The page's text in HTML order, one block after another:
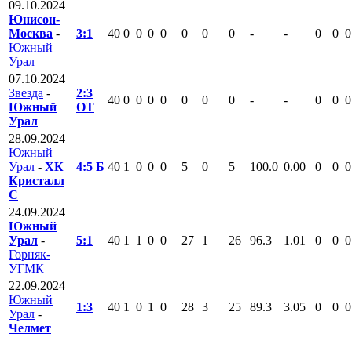
09.10.2024
Юнисон-
Москва -
Южный
Урал
3:1 40 0 0 0 0 0 0 0 - - 0 0 0
07.10.2024
Звезда -
Южный
Урал
2:3
ОТ
40 0 0 0 0 0 0 0 - - 0 0 0
28.09.2024
Южный
Урал - ХК
Кристалл
С
4:5 Б 40 1 0 0 0 5 0 5 100.0 0.00 0 0 0
24.09.2024
Южный
Урал -
Горняк-
УГМК
5:1 40 1 1 0 0 27 1 26 96.3 1.01 0 0 0
22.09.2024
Южный
Урал -
Челмет
1:3 40 1 0 1 0 28 3 25 89.3 3.05 0 0 0